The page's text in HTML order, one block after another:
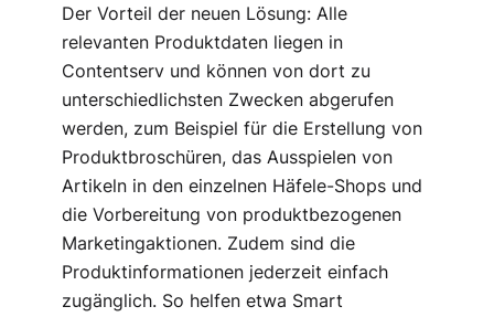
Der Vorteil der neuen Lösung: Alle
relevanten Produktdaten liegen in
Contentserv und können von dort zu
unterschiedlichsten Zwecken abgerufen
werden, zum Beispiel für die Erstellung von
Produktbroschüren, das Ausspielen von
Artikeln in den einzelnen Häfele-Shops und
die Vorbereitung von produktbezogenen
Marketingaktionen. Zudem sind die
Produktinformationen jederzeit einfach
zugänglich. So helfen etwa Smart